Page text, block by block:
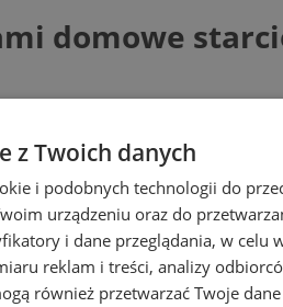
domowe starcie
z Twoich danych
i podobnych technologii do
urządzeniu oraz do
i dane przeglądania, w celu
reklam i treści, analizy
również przetwarzać Twoje